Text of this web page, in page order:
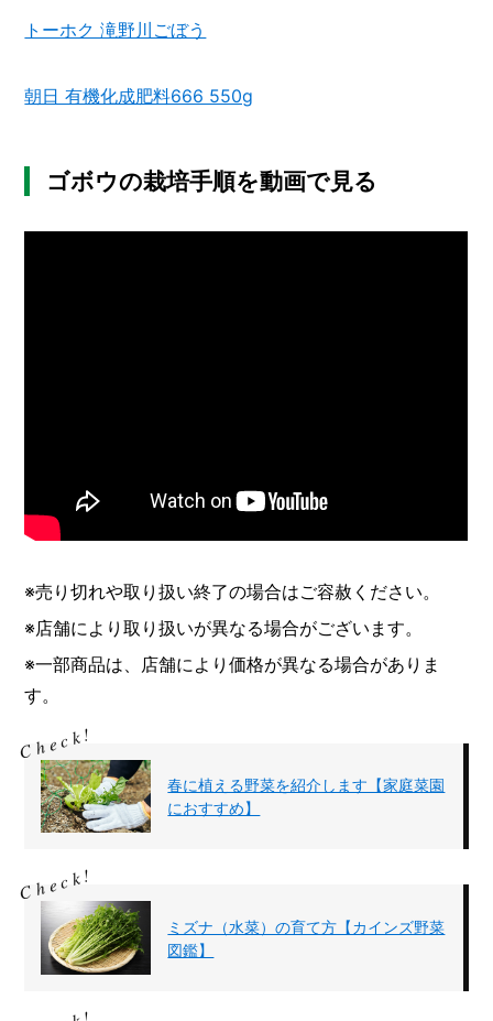
トーホク 滝野川ごぼう
朝日 有機化成肥料666 550g
ゴボウの栽培手順を動画で見る
※売り切れや取り扱い終了の場合はご容赦ください。
※店舗により取り扱いが異なる場合がございます。
※一部商品は、店舗により価格が異なる場合がありま
す。
春に植える野菜を紹介します【家庭菜園
におすすめ】
ミズナ（水菜）の育て方【カインズ野菜
図鑑】